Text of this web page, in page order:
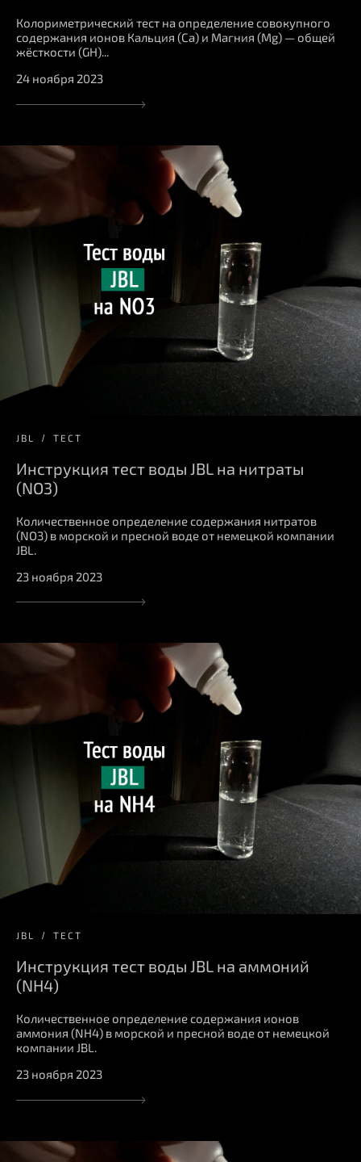
Колориметрический тест на определение совокупного
содержания ионов Кальция (Ca) и Магния (Mg) — общей
жёсткости (GH)...
24 ноября 2023
JBL ТЕСТ
Инструкция тест воды JBL на нитраты
(NO3)
Количественное определение содержания нитратов
(NO3) в морской и пресной воде от немецкой компании
JBL.
23 ноября 2023
JBL ТЕСТ
Инструкция тест воды JBL на аммоний
(NH4)
Количественное определение содержания ионов
аммония (NH4) в морской и пресной воде от немецкой
компании JBL.
23 ноября 2023